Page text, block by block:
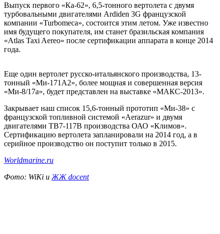
Выпуск первого «Ка-62», 6,5-тонного вертолета с двумя
турбовальными двигателями Ardiden 3G французской
компании «Turbomeca», состоится этим летом. Уже известно
имя будущего покупателя, им станет бразильская компания
«Atlas Taxi Aereo» после сертификации аппарата в конце 2014
года.
Еще один вертолет русско-итальянского производства, 13-
тонный «Mи-171A2», более мощная и совершенная версия
«Ми-8/17a», будет представлен на выставке «МАКС-2013».
Закрывает наш список 15,6-тонный прототип «Mи-38» с
французской топливной системой «Aerazur» и двумя
двигателями ТВ7-117В производства ОАО «Климов».
Сертификацию вертолета запланировали на 2014 год, а в
серийное производство он поступит только в 2015.
Worldmarine.ru
Фото: WiKi и ЖЖ docent